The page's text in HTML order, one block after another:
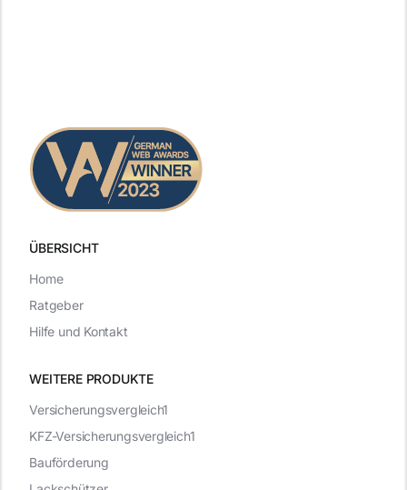
ÜBERSICHT
WEITERE PRODUKTE
Versicherungsvergleich1
KFZ-Versicherungsvergleich1
Bauförderung
Home
Ratgeber
Hilfe und Kontakt